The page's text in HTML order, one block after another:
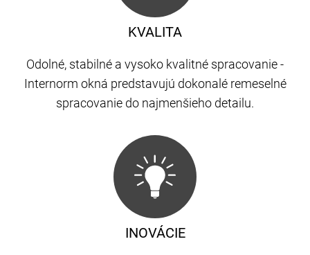
KVALITA
Odolné, stabilné a vysoko kvalitné spracovanie -
Internorm okná predstavujú dokonalé remeselné
spracovanie do najmenšieho detailu.
INOVÁCIE